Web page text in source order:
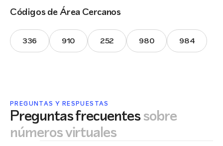
Códigos de Área Cercanos
336 910 252 980 984
PREGUNTAS Y RESPUESTAS
Preguntas frecuentessobre
números virtuales